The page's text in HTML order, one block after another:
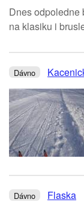
Dnes odpoledne
na klasiku i
Dávno
Dávno Flaska